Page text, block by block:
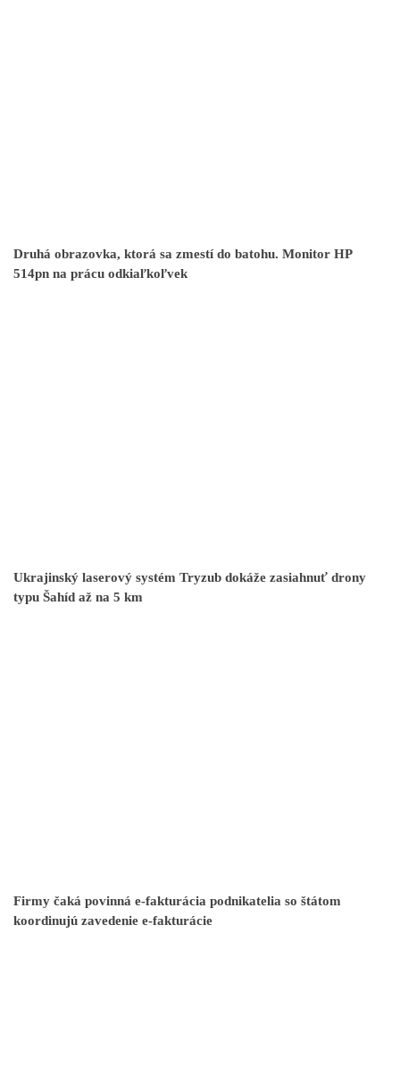
Druhá obrazovka, ktorá sa zmestí do batohu. Monitor HP
514pn na prácu odkiaľkoľvek
Ukrajinský laserový systém Tryzub dokáže zasiahnuť drony
typu Šahíd až na 5 km
Firmy čaká povinná e-fakturácia podnikatelia so štátom
koordinujú zavedenie e-fakturácie